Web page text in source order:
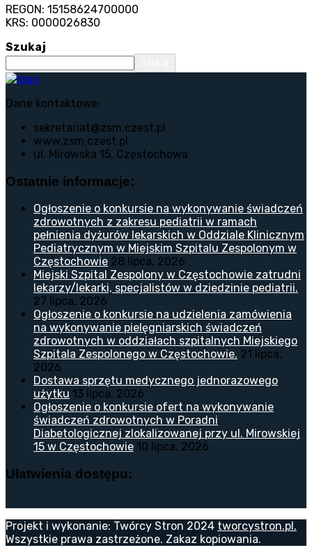
REGON: 15158624700000
KRS: 0000026830
Szukaj
Dane kontaktowe:
sekretariat@zsm.czest.pl
www.zsm.czest.pl
ul. Mirowska 15, Częstochowa
Ostatnie informacje:
Ogłoszenie o konkursie na wykonywanie świadczeń
zdrowotnych z zakresu pediatrii w ramach
pełnienia dyżurów lekarskich w Oddziale Klinicznym
Pediatrycznym w Miejskim Szpitalu Zespolonym w
Częstochowie 28 lipca, 2026
Miejski Szpital Zespolony w Częstochowie zatrudni
lekarzy/lekarki, specjalistów w dziedzinie pediatrii.
27 lipca, 2026
Ogłoszenie o konkursie na udzielenia zamówienia
na wykonywanie pielęgniarskich świadczeń
zdrowotnych w oddziałach szpitalnych Miejskiego
Szpitala Zespolonego w Częstochowie. 21 lipca,
2026
Dostawa sprzętu medycznego jednorazowego
użytku 13 lipca, 2026
Ogłoszenie o konkursie ofert na wykonywanie
świadczeń zdrowotnych w Poradni
Diabetologicznej zlokalizowanej przy ul. Mirowskiej
15 w Częstochowie 10 lipca, 2026
Ułatwienia dostępu:
Projekt i wykonanie: Twórcy Stron 2024 tworcystron.pl.
Wszystkie prawa zastrzeżone. Zakaz kopiowania.